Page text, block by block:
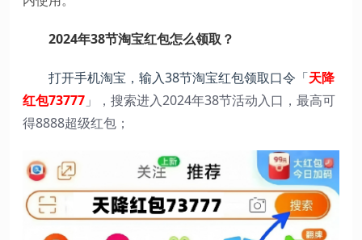
2024年38节淘宝红包怎么领取？
打开手机淘宝，输入38节淘宝红包领取口令「天降
红包73777 」，搜索进入2024年38节活动入口，最高可
得8888超级红包；